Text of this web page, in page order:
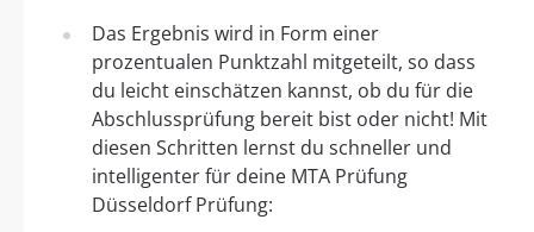
Das Ergebnis wird in Form einer
prozentualen Punktzahl mitgeteilt, so dass
du leicht einschätzen kannst, ob du für die
Abschlussprüfung bereit bist oder nicht! Mit
diesen Schritten lernst du schneller und
intelligenter für deine MTA Prüfung
Düsseldorf Prüfung: